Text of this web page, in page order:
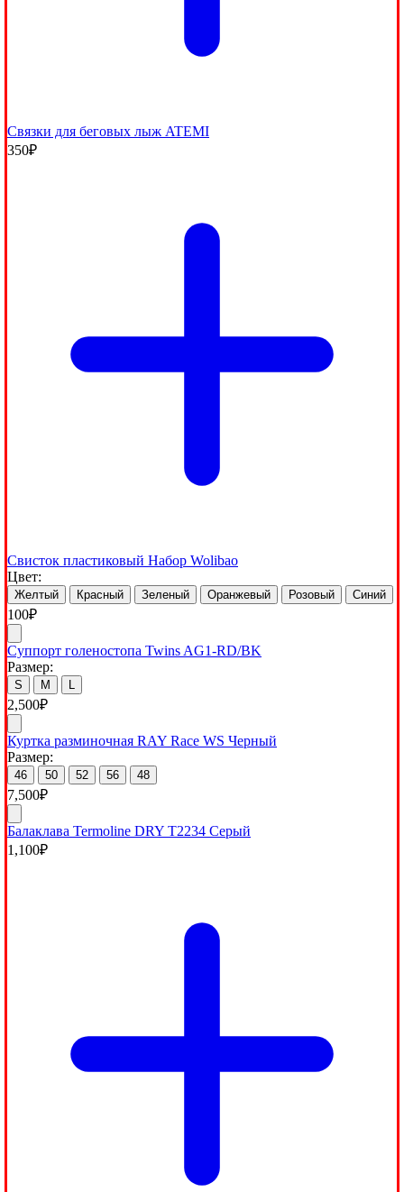
Связки для беговых лыж ATEMI
350₽
Свисток пластиковый Набор Wolibao
Цвет:
Желтый Красный Зеленый Оранжевый Розовый Синий
100₽
Суппорт голеностопа Twins AG1-RD/BK
Размер:
S M
2,500₽
Куртка разминочная RAY Race WS Черный
Размер:
46 50 52 56 48
7,500₽
Балаклава Termoline DRY T2234 Серый
1,100₽